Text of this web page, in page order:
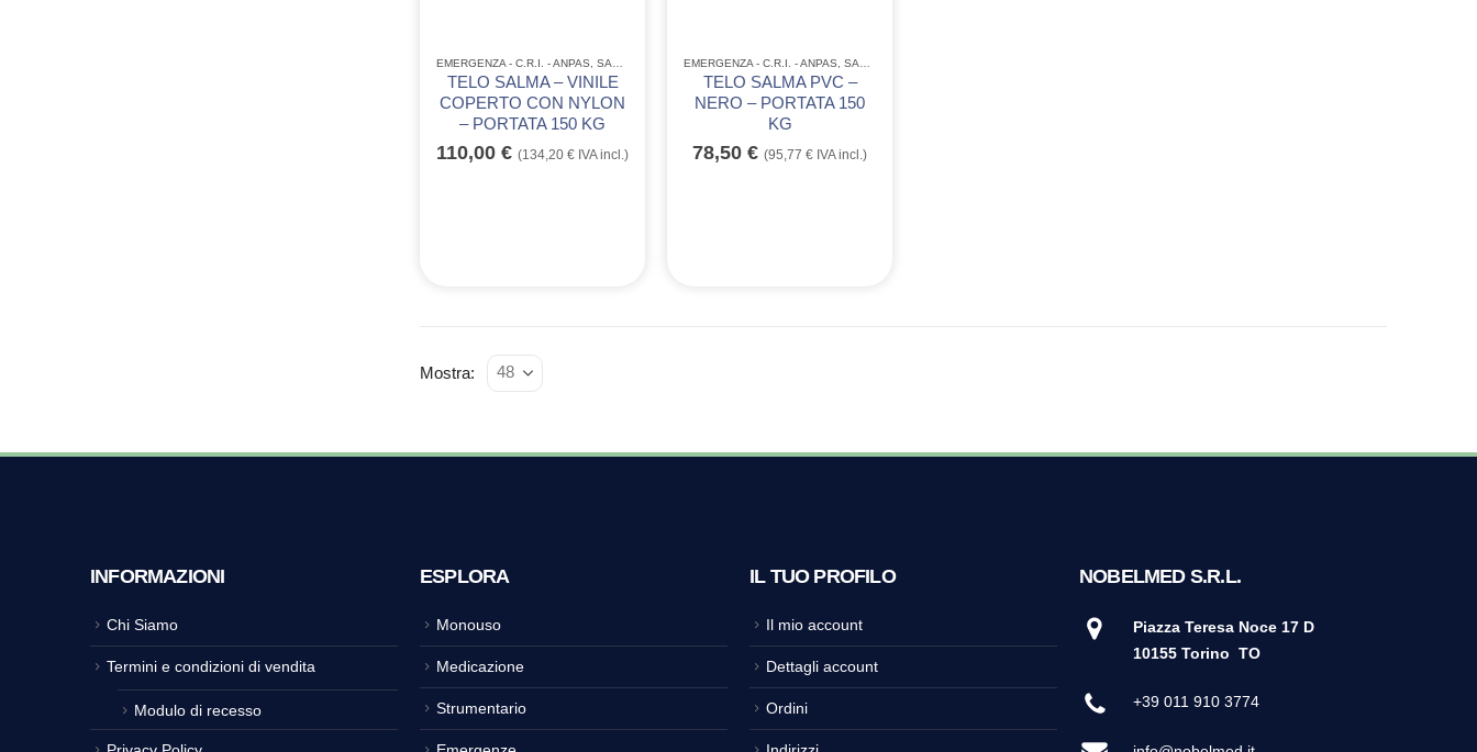
EMERGENZA - C.R.I. - ANPAS SACCHI PER SALME E TELO PORTAFERITI
TELO SALMA – VINILE
COPERTO CON NYLON
– PORTATA 150 KG
110,00 € (134,20 € IVA incl.)
EMERGENZA - C.R.I. - ANPAS SACCHI PER SALME E TELO PORTAFERITI
TELO SALMA PVC –
NERO – PORTATA 150
KG
78,50 € (95,77 € IVA incl.)
Mostra:
INFORMAZIONI
Chi Siamo
Termini e condizioni di vendita
Modulo di recesso
ESPLORA
Monouso
Medicazione
Strumentario
IL TUO PROFILO
Il mio account
Dettagli account
Ordini
NOBELMED S.R.L.
Piazza Teresa Noce 17 D
10155 Torino TO
+39 011 910 3774